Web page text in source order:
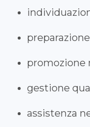
promozione
gestione
assistenza